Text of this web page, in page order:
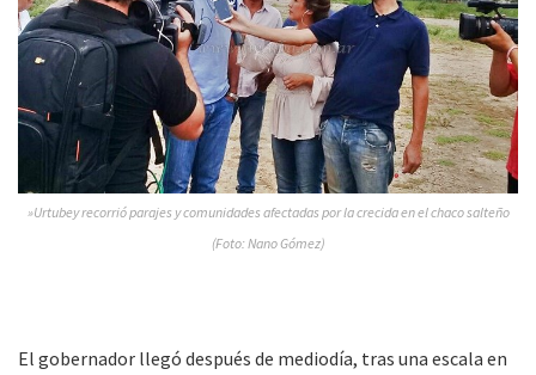
»Urtubey recorrió parajes y comunidades afectadas por la crecida en el chaco salteño
(Foto: Nano Gómez)
El gobernador llegó después de mediodía, tras una escala en